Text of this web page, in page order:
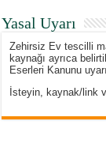
Yasal Uyarı
Zehirsiz Ev tescilli
kaynağı ayrıca
Eserleri Kanunu
İsteyin, kaynak/link